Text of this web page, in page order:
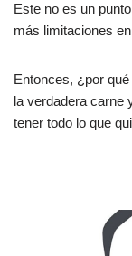
Este no es un
más limitaciones
Entonces, ¿por
la verdadera carne
tener todo lo que